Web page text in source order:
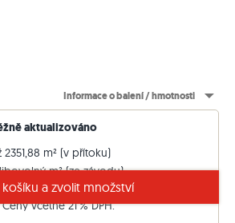
Informace o balení / hmotnosti
aktualizováno
2351,88 m² (v přítoku)
libovolný m² (ze závodu)
od 130.000 Kč
včetně 21 % DPH.
a zvolit množství